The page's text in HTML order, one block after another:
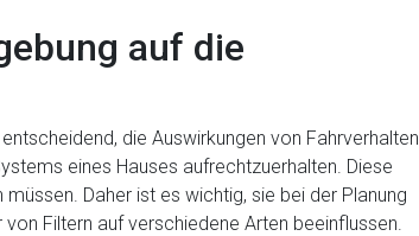
auf die
die Auswirkungen von Fahrverhalten
eines Hauses aufrechtzuerhalten. Diese
Daher ist es wichtig, sie bei der Planung
Filtern auf verschiedene Arten beeinflussen.